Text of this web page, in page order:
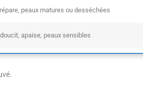
peaux matures ou desséchées
apaise, peaux sensibles